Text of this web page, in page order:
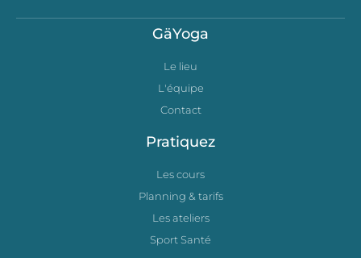
GäYoga
Le lieu
L'équipe
Contact
Pratiquez
Les cours
Planning & tarifs
Les ateliers
Sport Santé